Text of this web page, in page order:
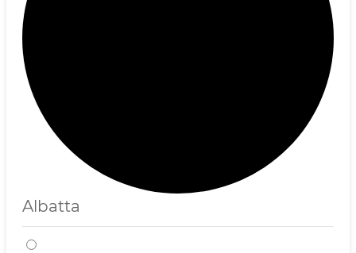
Albatta